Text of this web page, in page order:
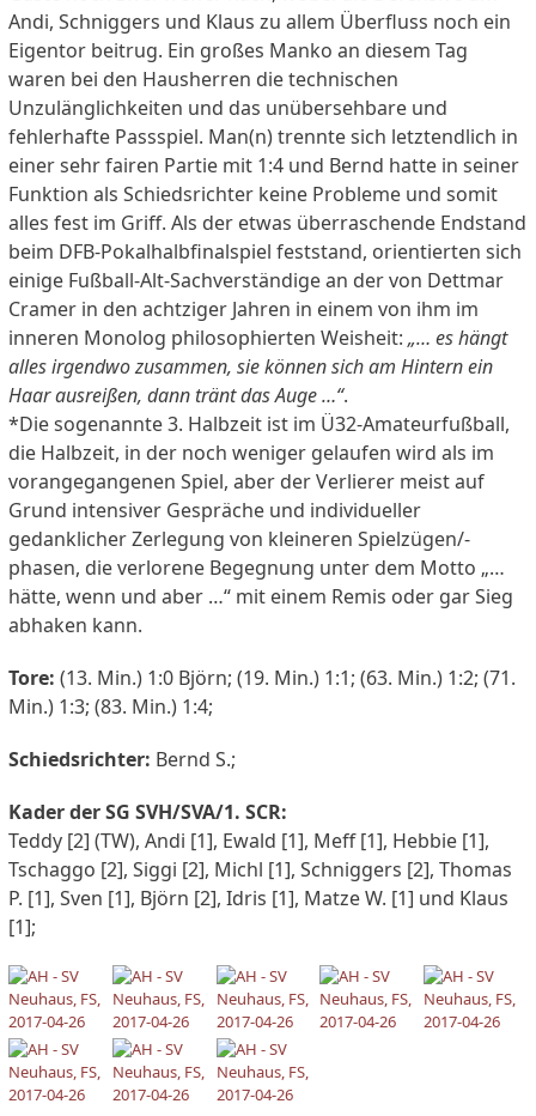
Andi, Schniggers und Klaus zu allem Überfluss noch ein
Eigentor beitrug. Ein großes Manko an diesem Tag
waren bei den Hausherren die technischen
Unzulänglichkeiten und das unübersehbare und
fehlerhafte Passspiel. Man(n) trennte sich letztendlich in
einer sehr fairen Partie mit 1:4 und Bernd hatte in seiner
Funktion als Schiedsrichter keine Probleme und somit
alles fest im Griff. Als der etwas überraschende Endstand
beim DFB-Pokalhalbfinalspiel feststand, orientierten sich
einige Fußball-Alt-Sachverständige an der von Dettmar
Cramer in den achtziger Jahren in einem von ihm im
inneren Monolog philosophierten Weisheit: „… es hängt
alles irgendwo zusammen, sie können sich am Hintern ein
Haar ausreißen, dann tränt das Auge …“.
*Die sogenannte 3. Halbzeit ist im Ü32-Amateurfußball,
die Halbzeit, in der noch weniger gelaufen wird als im
vorangegangenen Spiel, aber der Verlierer meist auf
Grund intensiver Gespräche und individueller
gedanklicher Zerlegung von kleineren Spielzügen/-
phasen, die verlorene Begegnung unter dem Motto „…
hätte, wenn und aber …“ mit einem Remis oder gar Sieg
abhaken kann.
Tore: (13. Min.) 1:0 Björn; (19. Min.) 1:1; (63. Min.) 1:2; (71.
Min.) 1:3; (83. Min.) 1:4;
Schiedsrichter: Bernd S.;
Kader der SG SVH/SVA/1. SCR:
Teddy [2] (TW), Andi [1], Ewald [1], Meff [1], Hebbie [1],
Tschaggo [2], Siggi [2], Michl [1], Schniggers [2], Thomas
P. [1], Sven [1], Björn [2], Idris [1], Matze W. [1] und Klaus
[1];